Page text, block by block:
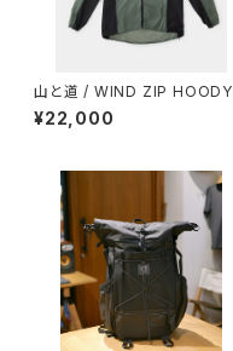
山と道 / WIND ZIP HOODY
（UNISEX）
¥22,000